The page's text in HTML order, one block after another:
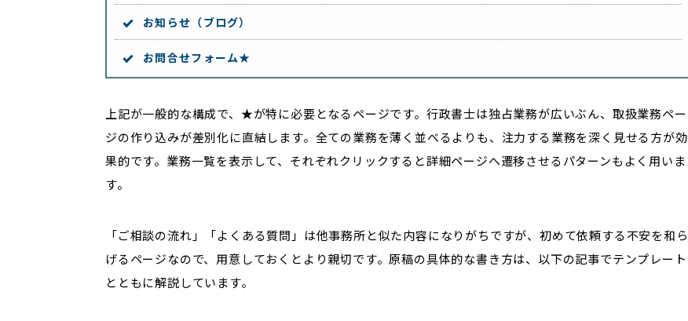
お知らせ（ブログ）
お問合せフォーム★
上記が一般的な構成で、★が特に必要となるページです。行政書士は独占業務が広いぶん、取扱業務ペー
ジの作り込みが差別化に直結します。全ての業務を薄く並べるよりも、注力する業務を深く見せる方が効
果的です。業務一覧を表示して、それぞれクリックすると詳細ページへ遷移させるパターンもよく用いま
す。
「ご相談の流れ」「よくある質問」は他事務所と似た内容になりがちですが、初めて依頼する不安を和ら
げるページなので、用意しておくとより親切です。原稿の具体的な書き方は、以下の記事でテンプレート
とともに解説しています。